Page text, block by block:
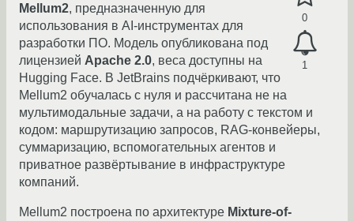
0
1
Mellum2, предназначенную для
использования в AI-инструментах для
разработки ПО. Модель опубликована под
лицензией Apache 2.0, веса доступны на
Hugging Face. В JetBrains подчёркивают, что
Mellum2 обучалась с нуля и рассчитана не на
мультимодальные задачи, а на работу с текстом и
кодом: маршрутизацию запросов, RAG-конвейеры,
суммаризацию, вспомогательных агентов и
приватное развёртывание в инфраструктуре
компаний.
Mellum2 построена по архитектуре Mixture-of-